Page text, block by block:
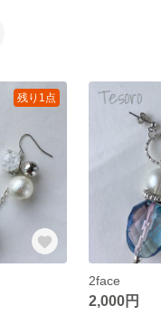
残り1点
2face
2,000円